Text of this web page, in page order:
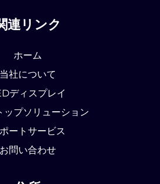
連リンク
ホーム
当社について
ディスプレイ
ップソリューション
ートサービス
お問い合わせ